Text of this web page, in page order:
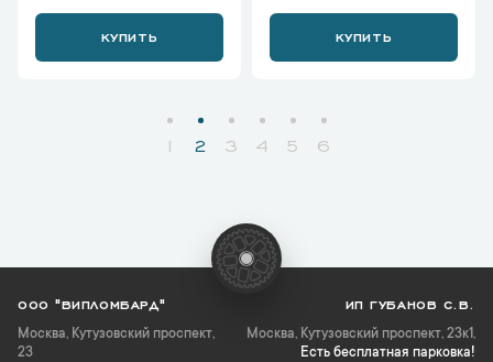
КУПИТЬ КУПИТЬ
1 2 3 4 5 6
ООО "ВИПЛОМБАРД"
Москва, Кутузовский проспект,
23
ИП ГУБАНОВ С.В.
Москва, Кутузовский проспект, 23к1,
Есть бесплатная парковка!